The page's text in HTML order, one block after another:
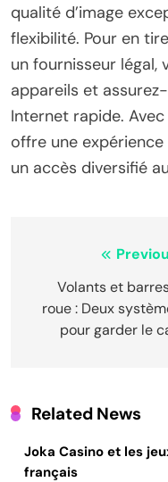
qualité d’image
flexibilité. Pour en
un fournisseur légal,
appareils et
Internet rapide. Avec
offre une
un accès diversifié
navigation
Volants et
roue : Deux
pour garder le
Related News
Joka Casino et les
français